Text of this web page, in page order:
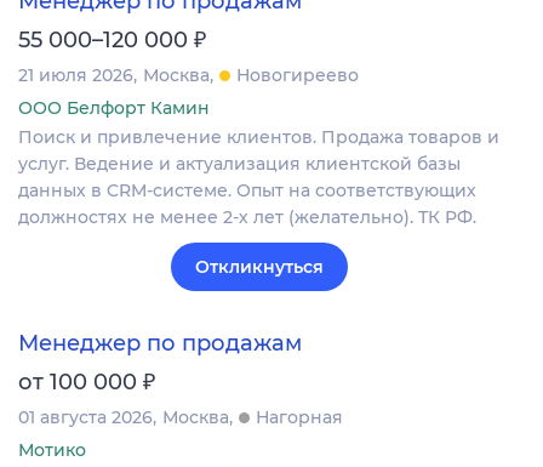
55 000–120 000 ₽
21 июля 2026 Москва
Новогиреево
ООО Белфорт Камин
Поиск и привлечение клиентов. Продажа товаров и
услуг. Ведение и актуализация клиентской базы
данных в CRM‐системе. Опыт на соответствующих
должностях не менее 2-х лет (желательно). ТК РФ.
Откликнуться
Менеджер по продажам
от 100 000 ₽
01 августа 2026 Москва
Нагорная
Мотико